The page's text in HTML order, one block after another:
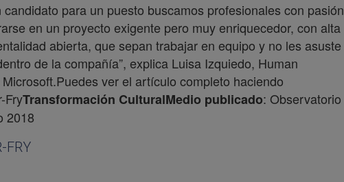
para un puesto buscamos profesionales con pasión
en un proyecto exigente pero muy enriquecedor, con alta
abierta, que sepan trabajar en equipo y no les asuste
de la compañía”, explica Luisa Izquiedo, Human
ver el artículo completo haciendo
FryTransformación CulturalMedio publicado: Observatorio
2018
FRY